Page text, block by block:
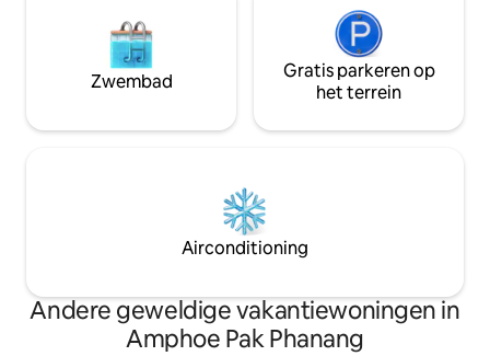
Zwembad
Gratis parkeren op
het terrein
Airconditioning
Andere geweldige vakantiewoningen in
Amphoe Pak Phanang